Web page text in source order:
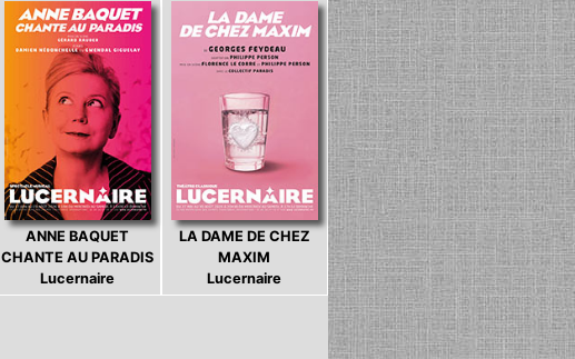
ANNE BAQUET
CHANTE AU PARADIS
Lucernaire
LA DAME DE CHEZ
MAXIM
Lucernaire